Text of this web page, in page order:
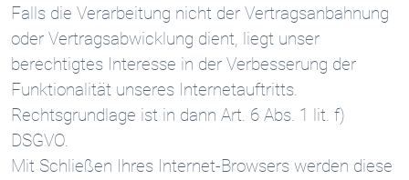
Falls die Verarbeitung nicht der Vertragsanbahnung
oder Vertragsabwicklung dient, liegt unser
berechtigtes Interesse in der Verbesserung der
Funktionalität unseres Internetauftritts.
Rechtsgrundlage ist in dann Art. 6 Abs. 1 lit. f)
DSGVO.
Mit Schließen Ihres Internet-Browsers werden diese